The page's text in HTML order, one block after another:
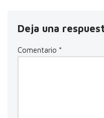
Deja una
Comentario *